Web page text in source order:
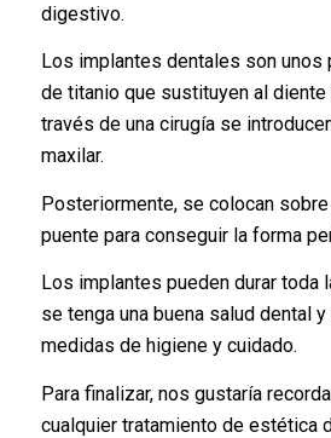
digestivo.
Los implantes dentales son unos
de titanio que sustituyen al diente
través de una cirugía se
maxilar.
Posteriormente, se colocan
puente para conseguir la forma
Los implantes pueden durar toda
se tenga una buena salud dental
medidas de higiene y cuidado.
Para finalizar, nos gustaría
cualquier tratamiento de estética